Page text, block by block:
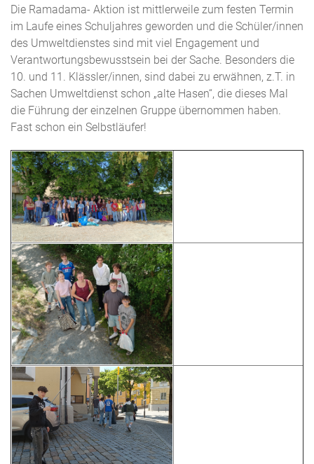
Die Ramadama- Aktion ist mittlerweile zum festen Termin
im Laufe eines Schuljahres geworden und die Schüler/innen
des Umweltdienstes sind mit viel Engagement und
Verantwortungsbewusstsein bei der Sache. Besonders die
10. und 11. Klässler/innen, sind dabei zu erwähnen, z.T. in
Sachen Umweltdienst schon „alte Hasen“, die dieses Mal
die Führung der einzelnen Gruppe übernommen haben.
Fast schon ein Selbstläufer!